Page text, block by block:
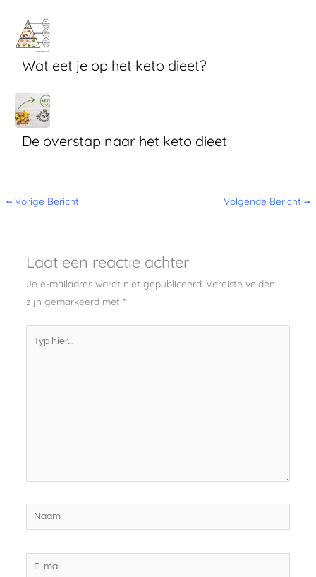
Wat eet je op het keto dieet?
De overstap naar het keto dieet
← Vorige Bericht Volgende Bericht →
Laat een reactie achter
Je e-mailadres wordt niet gepubliceerd. Vereiste velden
zijn gemarkeerd met *
Naam